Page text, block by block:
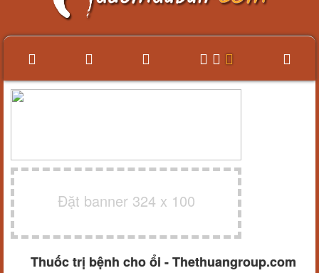
Đặt banner 324 x 100
Thuốc trị bệnh cho ổi - Thethuangroup.com